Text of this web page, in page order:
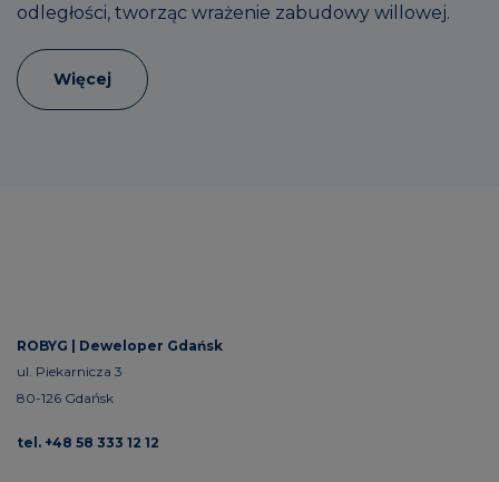
odległości, tworząc wrażenie zabudowy willowej.
Więcej
ROBYG | Deweloper Gdańsk
ul. Piekarnicza 3
80-126 Gdańsk
tel. +48 58 333 12 12